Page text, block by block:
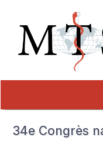
34e Congrès